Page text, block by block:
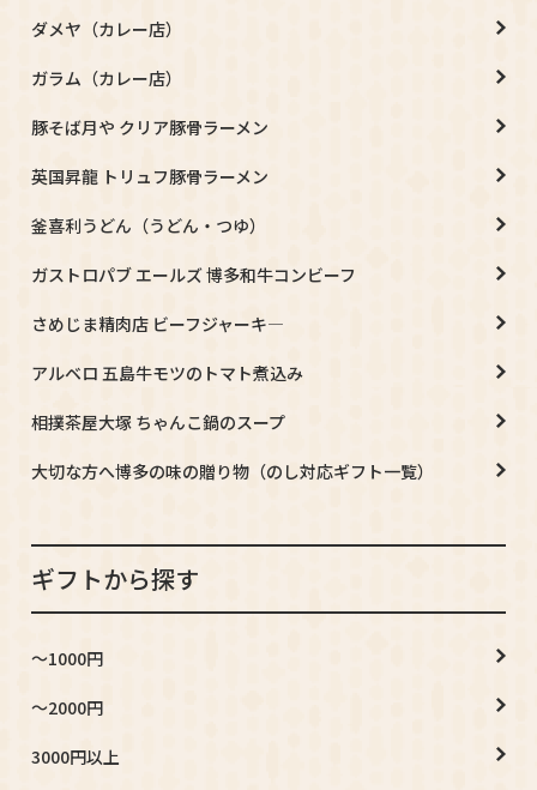
ダメヤ（カレー店）
ガラム（カレー店）
豚そば月や クリア豚骨ラーメン
英国昇龍 トリュフ豚骨ラーメン
釜喜利うどん（うどん・つゆ）
ガストロパブ エールズ 博多和牛コンビーフ
さめじま精肉店 ビーフジャーキ―
アルベロ 五島牛モツのトマト煮込み
相撲茶屋大塚 ちゃんこ鍋のスープ
大切な方へ博多の味の贈り物（のし対応ギフト一覧）
ギフトから探す
～1000円
～2000円
3000円以上